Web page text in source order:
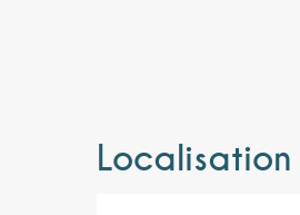
Localisation